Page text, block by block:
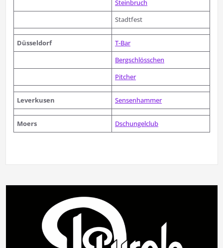
Steinbruch
Stadtfest
Düsseldorf
T-Bar
Bergschlösschen
Pitcher
Leverkusen Sensenhammer
Moers Dschungelclub